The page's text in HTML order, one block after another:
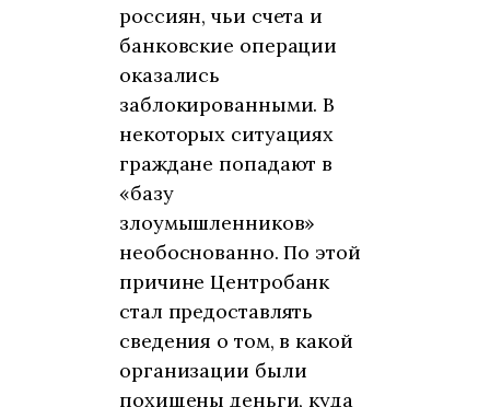
россиян, чьи счета и
банковские операции
оказались
заблокированными. В
некоторых ситуациях
граждане попадают в
«базу
злоумышленников»
необоснованно. По этой
причине Центробанк
стал предоставлять
сведения о том, в какой
организации были
похищены деньги, куда